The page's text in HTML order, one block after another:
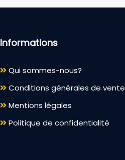
Informations
Qui sommes-nous?
Conditions générales de vente
Mentions légales
Politique de confidentialité